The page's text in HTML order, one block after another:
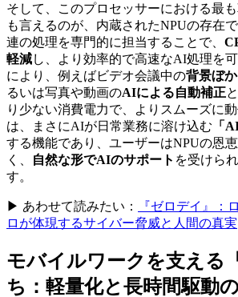
そして、このプロセッサーにおける最
も言えるのが、内蔵されたNPUの存在
連の処理を専門的に担当することで、
軽減し、より効率的で高速なAI処理を
により、例えばビデオ会議中の背景ぼ
るいは写真や動画のAIによる自動補正
り少ない消費電力で、よりスムーズに
は、まさにAIが日常業務に溶け込む 「
する機能であり、ユーザーはNPUの恩
く、
自然な形でAIのサポート を受けら
す。
▶ あわせて読みたい：
『ゼロデイ』：
ロが体現するサイバー脅威と人間の真実
モバイルワークを支える
ち：軽量化と長時間駆動